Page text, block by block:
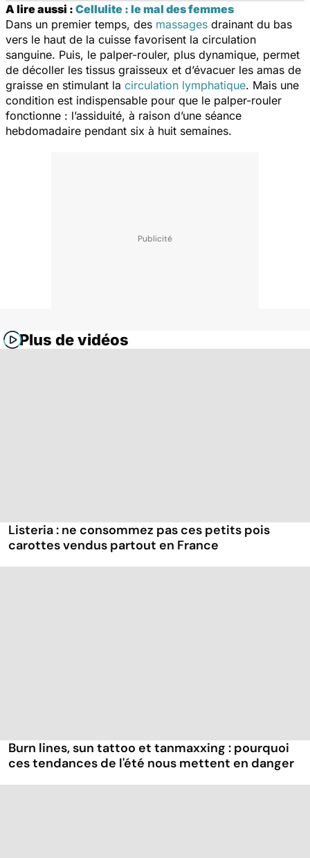
A lire aussi : Cellulite : le mal des femmes
Dans un premier temps, des massages drainant du bas
vers le haut de la cuisse favorisent la circulation
sanguine. Puis, le palper-rouler, plus dynamique, permet
de décoller les tissus graisseux et d’évacuer les amas de
graisse en stimulant la circulation lymphatique. Mais une
condition est indispensable pour que le palper-rouler
fonctionne : l’assiduité, à raison d’une séance
hebdomadaire pendant six à huit semaines.
Plus de vidéos
Listeria : ne consommez pas ces petits pois
carottes vendus partout en France
Burn lines, sun tattoo et tanmaxxing : pourquoi
ces tendances de l'été nous mettent en danger